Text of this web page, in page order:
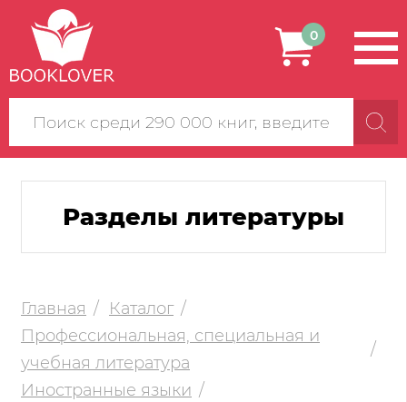
Поиск
по
сайту
0
Разделы литературы
Главная
Каталог
Профессиональная, специальная и
учебная литература
Иностранные языки